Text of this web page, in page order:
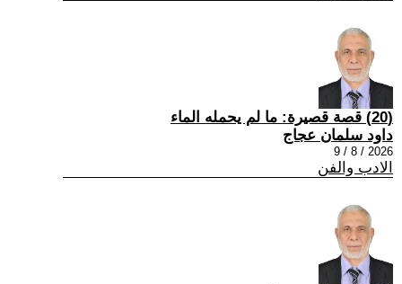
(20) قصة قصيرة: ما لم يحمله الماء
داود سلمان عجاج
2026 / 8 / 9
الادب والفن